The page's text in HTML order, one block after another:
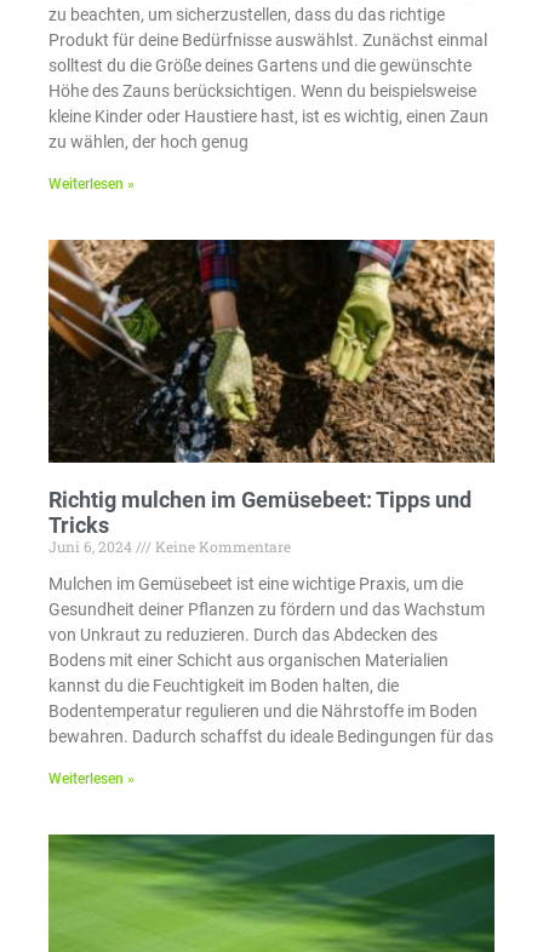
zu beachten, um sicherzustellen, dass du das richtige
Produkt für deine Bedürfnisse auswählst. Zunächst einmal
solltest du die Größe deines Gartens und die gewünschte
Höhe des Zauns berücksichtigen. Wenn du beispielsweise
kleine Kinder oder Haustiere hast, ist es wichtig, einen Zaun
zu wählen, der hoch genug
Weiterlesen »
Richtig mulchen im Gemüsebeet: Tipps und
Tricks
Juni 6, 2024
Keine Kommentare
Mulchen im Gemüsebeet ist eine wichtige Praxis, um die
Gesundheit deiner Pflanzen zu fördern und das Wachstum
von Unkraut zu reduzieren. Durch das Abdecken des
Bodens mit einer Schicht aus organischen Materialien
kannst du die Feuchtigkeit im Boden halten, die
Bodentemperatur regulieren und die Nährstoffe im Boden
bewahren. Dadurch schaffst du ideale Bedingungen für das
Weiterlesen »